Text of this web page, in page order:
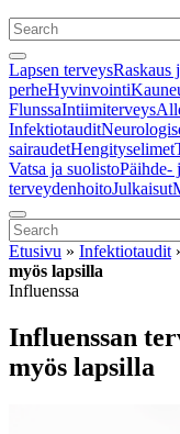
Lapsen terveysRaskaus
perheHyvinvointi
FlunssaIntiimiterveys
Infektiotaudit
sairaudetHengityselimet
Vatsa ja suolistoPäihde-
terveydenhoitoJulkaisut
Etusivu » Infektiotaudit
myös lapsilla
Influenssa
Influenssan
myös lapsilla